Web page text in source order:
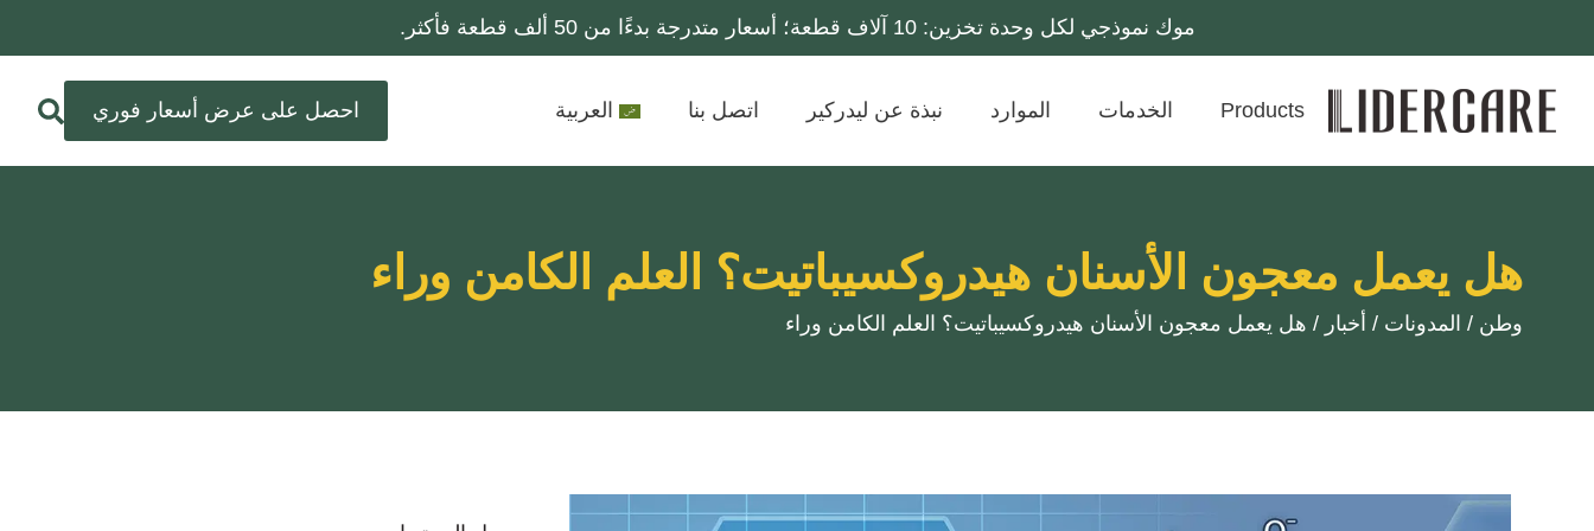
موك نموذجي لكل وحدة تخزين: 10 آلاف قطعة؛ أسعار متدرجة بدءًا من 50 ألف قطعة فأكثر.
Products الخدمات الموارد نبذة عن ليدركير اتصل بنا العربية احصل على عرض أسعار فوري
هل يعمل معجون الأسنان هيدروكسيباتيت؟ العلم الكامن وراء
وطن / المدونات / أخبار / هل يعمل معجون الأسنان هيدروكسيباتيت؟ العلم الكامن وراء